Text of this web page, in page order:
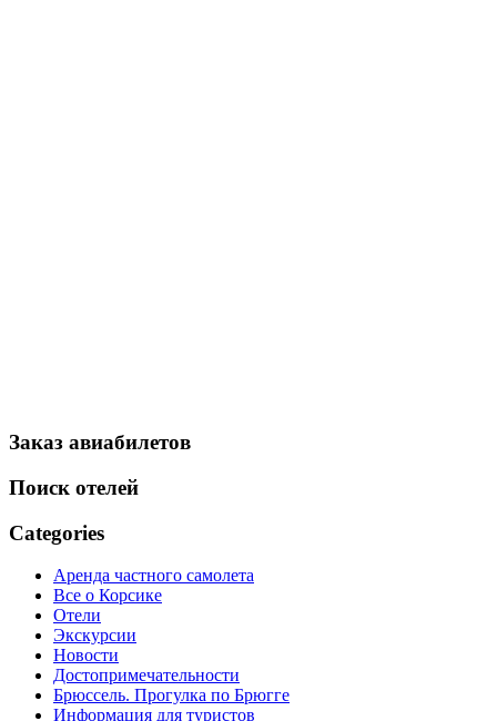
Заказ авиабилетов
Поиск отелей
Categories
Аренда частного самолета
Все о Корсике
Отели
Экскурсии
Новости
Достопримечательности
Брюссель. Прогулка по Брюгге
Информация для туристов